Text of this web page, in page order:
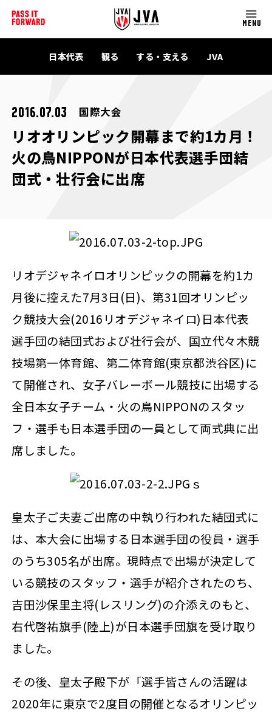
MENU
日本代表 観る する・支える JVA
2016.07.03 国際大会
リオオリンピック開幕まで約1カ月！
火の鳥NIPPONが日本代表選手団結
団式・壮行会に出席
リオデジャネイロオリンピックの開幕を約1カ
月後に控えた7月3日(日)、第31回オリンピッ
ク競技大会(2016リオデジャネイロ)日本代表
選手団の結団式および壮行会が、国立代々木競
技場第一体育館、第二体育館(東京都渋谷区)に
て開催され、女子バレーボール競技に出場する
全日本女子チーム・火の鳥NIPPONのスタッ
フ・選手も日本選手団の一員として両式典に出
席しました。
ｓ
皇太子ご夫妻ご出席の中執り行われた結団式に
は、本大会に出場する日本選手団の役員・選手
のうち305名が出席。現時点で出場が決定して
いる競技のスタッフ・選手が紹介されたのち、
吉田沙保里主将(レスリング)の介添えのもと、
右代啓祐旗手(陸上)が日本選手団旗を受け取り
ました。
その後、皇太子殿下が「選手皆さんの活躍は
2020年に東京で2度目の開催となるオリンピッ